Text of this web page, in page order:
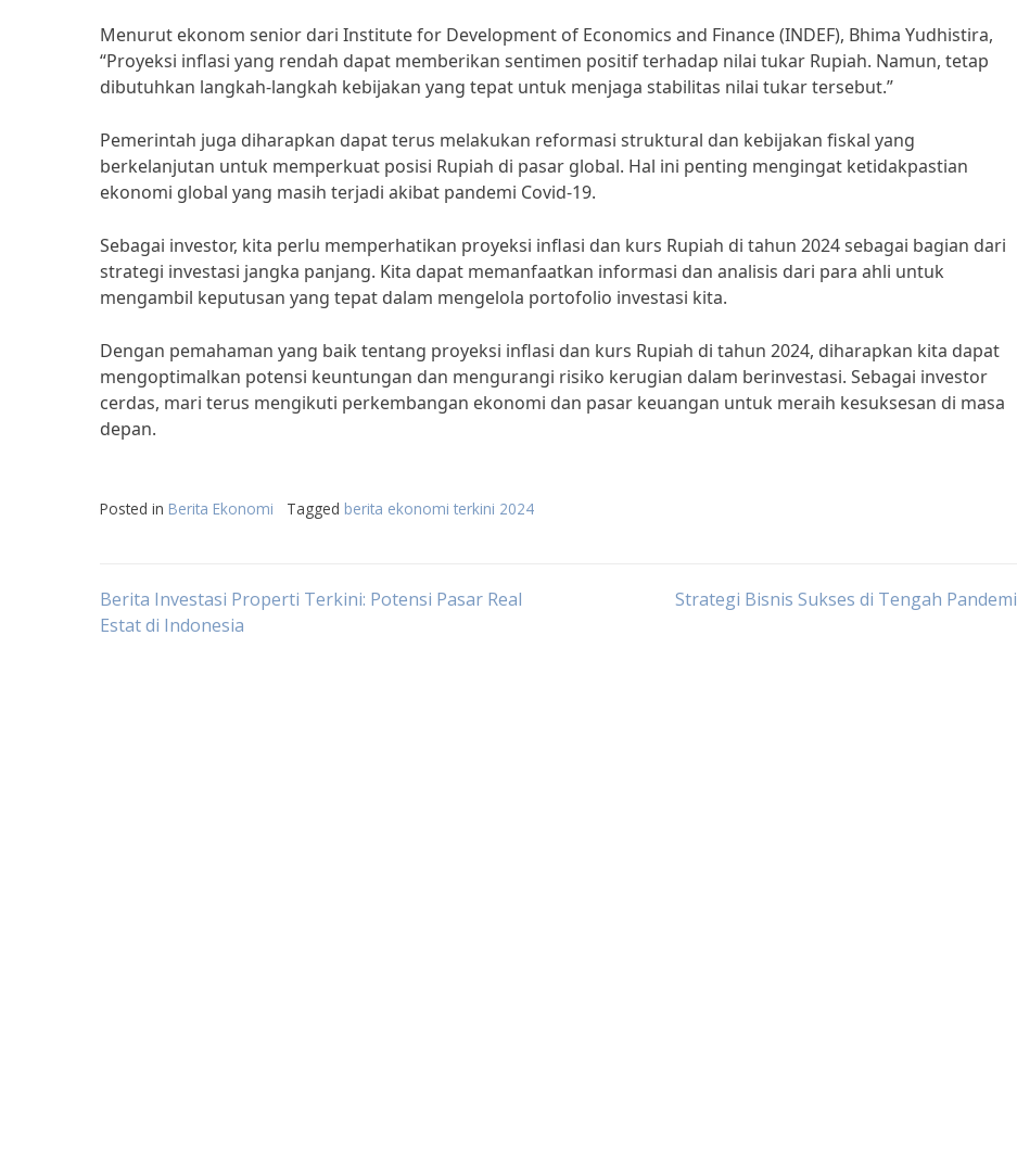
Menurut ekonom senior dari Institute for Development of Economics and Finance (INDEF), Bhima Yudhistira,
“Proyeksi inflasi yang rendah dapat memberikan sentimen positif terhadap nilai tukar Rupiah. Namun, tetap
dibutuhkan langkah-langkah kebijakan yang tepat untuk menjaga stabilitas nilai tukar tersebut.”
Pemerintah juga diharapkan dapat terus melakukan reformasi struktural dan kebijakan fiskal yang
berkelanjutan untuk memperkuat posisi Rupiah di pasar global. Hal ini penting mengingat ketidakpastian
ekonomi global yang masih terjadi akibat pandemi Covid-19.
Sebagai investor, kita perlu memperhatikan proyeksi inflasi dan kurs Rupiah di tahun 2024 sebagai bagian dari
strategi investasi jangka panjang. Kita dapat memanfaatkan informasi dan analisis dari para ahli untuk
mengambil keputusan yang tepat dalam mengelola portofolio investasi kita.
Dengan pemahaman yang baik tentang proyeksi inflasi dan kurs Rupiah di tahun 2024, diharapkan kita dapat
mengoptimalkan potensi keuntungan dan mengurangi risiko kerugian dalam berinvestasi. Sebagai investor
cerdas, mari terus mengikuti perkembangan ekonomi dan pasar keuangan untuk meraih kesuksesan di masa
depan.
Posted in Berita Ekonomi Tagged berita ekonomi terkini 2024
Post
Berita Investasi Properti Terkini: Potensi Pasar Real
Estat di Indonesia
Strategi Bisnis Sukses di Tengah Pandemi